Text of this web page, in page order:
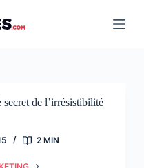
de l’irrésistibilité
2 MIN